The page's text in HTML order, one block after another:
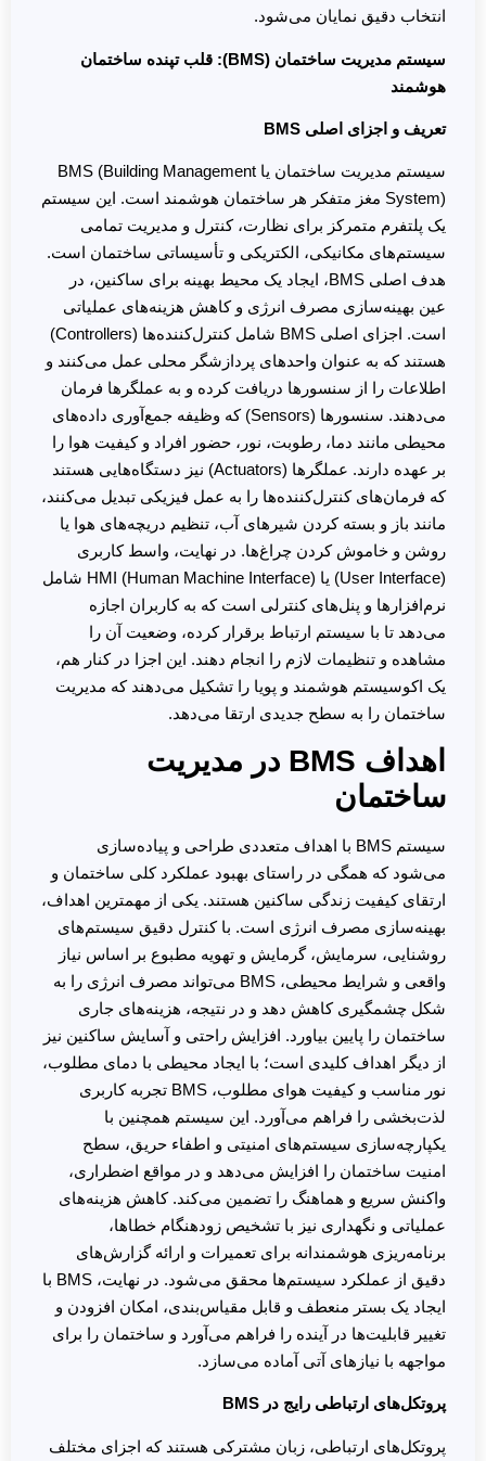
انتخاب دقیق نمایان می‌شود.
سیستم مدیریت ساختمان (BMS):
قلب تپنده ساختمان
هوشمند
تعریف و اجزای اصلی BMS
سیستم مدیریت ساختمان یا BMS (Building Management
System) مغز متفکر هر ساختمان هوشمند است. این سیستم
یک پلتفرم متمرکز برای نظارت، کنترل و مدیریت تمامی
سیستم‌های مکانیکی، الکتریکی و تأسیساتی ساختمان است.
هدف اصلی BMS، ایجاد یک محیط بهینه برای ساکنین، در
عین بهینه‌سازی مصرف انرژی و کاهش هزینه‌های عملیاتی
است. اجزای اصلی BMS شامل کنترل‌کننده‌ها (Controllers)
هستند که به عنوان واحدهای پردازشگر محلی عمل می‌کنند و
اطلاعات را از سنسورها دریافت کرده و به عملگرها فرمان
می‌دهند. سنسورها (Sensors) که وظیفه جمع‌آوری داده‌های
محیطی مانند دما، رطوبت، نور، حضور افراد و کیفیت هوا را
بر عهده دارند. عملگرها (Actuators) نیز دستگاه‌هایی هستند
که فرمان‌های کنترل‌کننده‌ها را به عمل فیزیکی تبدیل می‌کنند،
مانند باز و بسته کردن شیرهای آب، تنظیم دریچه‌های هوا یا
روشن و خاموش کردن چراغ‌ها. در نهایت، واسط کاربری
(User Interface) یا HMI (Human Machine Interface) شامل
نرم‌افزارها و پنل‌های کنترلی است که به کاربران اجازه
می‌دهد تا با سیستم ارتباط برقرار کرده، وضعیت آن را
مشاهده و تنظیمات لازم را انجام دهند. این اجزا در کنار هم،
یک اکوسیستم هوشمند و پویا را تشکیل می‌دهند که مدیریت
ساختمان را به سطح جدیدی ارتقا می‌دهد.
اهداف BMS
در مدیریت
ساختمان
سیستم BMS با اهداف متعددی طراحی و پیاده‌سازی
می‌شود که همگی در راستای بهبود عملکرد کلی ساختمان و
ارتقای کیفیت زندگی ساکنین هستند. یکی از مهمترین اهداف،
بهینه‌سازی مصرف انرژی است. با کنترل دقیق سیستم‌های
روشنایی، سرمایش، گرمایش و تهویه مطبوع بر اساس نیاز
واقعی و شرایط محیطی، BMS می‌تواند مصرف انرژی را به
شکل چشمگیری کاهش دهد و در نتیجه، هزینه‌های جاری
ساختمان را پایین بیاورد. افزایش راحتی و آسایش ساکنین نیز
از دیگر اهداف کلیدی است؛ با ایجاد محیطی با دمای مطلوب،
نور مناسب و کیفیت هوای مطلوب، BMS تجربه کاربری
لذت‌بخشی را فراهم می‌آورد. این سیستم همچنین با
یکپارچه‌سازی سیستم‌های امنیتی و اطفاء حریق، سطح
امنیت ساختمان را افزایش می‌دهد و در مواقع اضطراری،
واکنش سریع و هماهنگ را تضمین می‌کند. کاهش هزینه‌های
عملیاتی و نگهداری نیز با تشخیص زودهنگام خطاها،
برنامه‌ریزی هوشمندانه برای تعمیرات و ارائه گزارش‌های
دقیق از عملکرد سیستم‌ها محقق می‌شود. در نهایت، BMS با
ایجاد یک بستر منعطف و قابل مقیاس‌بندی، امکان افزودن و
تغییر قابلیت‌ها در آینده را فراهم می‌آورد و ساختمان را برای
مواجهه با نیازهای آتی آماده می‌سازد.
پروتکل‌های ارتباطی رایج در BMS
پروتکل‌های ارتباطی، زبان مشترکی هستند که اجزای مختلف